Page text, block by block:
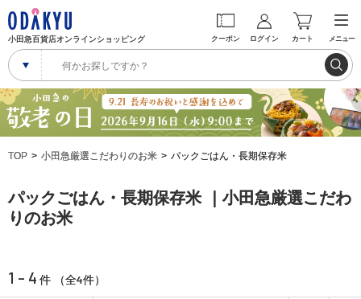
小田急百貨店オンラインショッピング クーポン ログイン カート メニュー
TOP 小田急厳選こだわりのお米 パックごはん・長期保存米
パックごはん・長期保存米 ｜小田急厳選こだわ
りのお米
1 - 4 件 （全4件）